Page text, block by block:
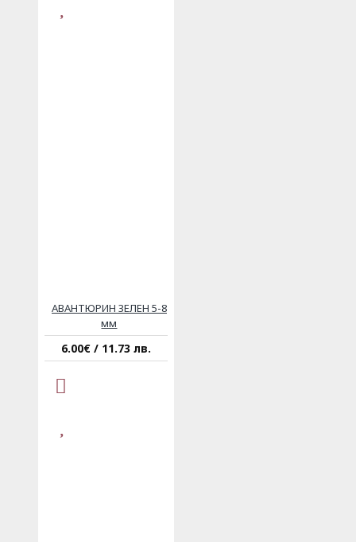
АВАНТЮРИН ЗЕЛЕН 5-8
мм
6.00€ / 11.73 лв.